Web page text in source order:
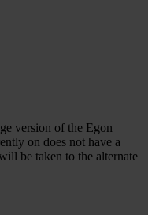
version of the Egon
on does not have a
be taken to the alternate